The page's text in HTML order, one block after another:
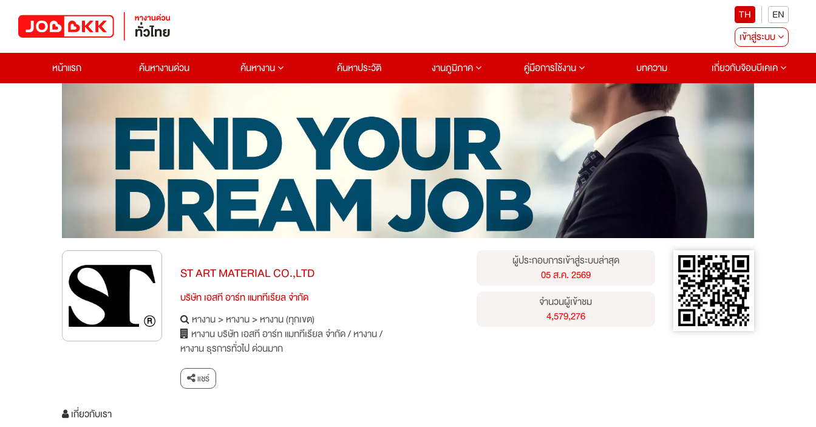
TH
EN
เข้าสู่ระบบ
หน้าแรก
ค้นหางานด่วน ค้นหางาน ค้นหาประวัติ งานภูมิภาค คู่มือการใช้งาน บทความ เกี่ยวกับจ๊อบบีเคเค
ST ART MATERIAL CO.,LTD
บริษัท เอสที อาร์ท แมททีเรียล จำกัด
หางาน>หางาน>หางาน (ทุกเขต)
หางาน บริษัท เอสที อาร์ท แมททีเรียล จำกัด/หางาน/
หางาน ธุรการทั่วไป ด่วนมาก
แชร์
ผู้ประกอบการเข้าสู่ระบบล่าสุด
05 ส.ค. 2569
จำนวนผู้เข้าชม
4,579,276
เกี่ยวกับเรา